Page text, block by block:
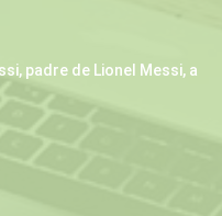
padre de Lionel Messi, a